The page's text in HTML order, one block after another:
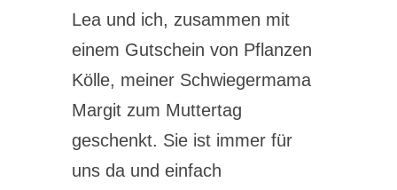
Lea und ich, zusammen mit
einem Gutschein von Pflanzen
Kölle, meiner Schwiegermama
Margit zum Muttertag
geschenkt. Sie ist immer für
uns da und einfach